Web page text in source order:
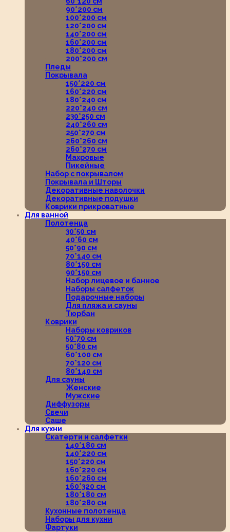
90*200 см
100*200 см
120*200 см
140*200 см
160*200 см
180*200 см
200*200 см
Пледы
Покрывала
150*220 см
160*220 см
180*240 см
220*240 см
230*250 см
240*260 см
250*270 см
260*260 см
260*270 см
Махровые
Пикейные
Набор с покрывалом
Покрывала и Шторы
Декоративные наволочки
Декоративные подушки
Коврики прикроватные
Для ванной
Полотенца
30*50 см
40*60 см
50*90 см
70*140 см
80*150 см
90*150 см
Набор лицевое и банное
Наборы салфеток
Подарочные наборы
Для пляжа и сауны
Тюрбан
Коврики
Наборы ковриков
50*70 см
50*80 см
60*100 см
70*120 см
80*140 см
Для сауны
Женские
Мужские
Диффузоры
Свечи
Саше
Для кухни
Скатерти и салфетки
140*180 см
140*220 см
150*220 см
160*220 см
160*260 см
160*320 см
180*180 см
180*280 см
Кухонные полотенца
Наборы для кухни
Фартуки